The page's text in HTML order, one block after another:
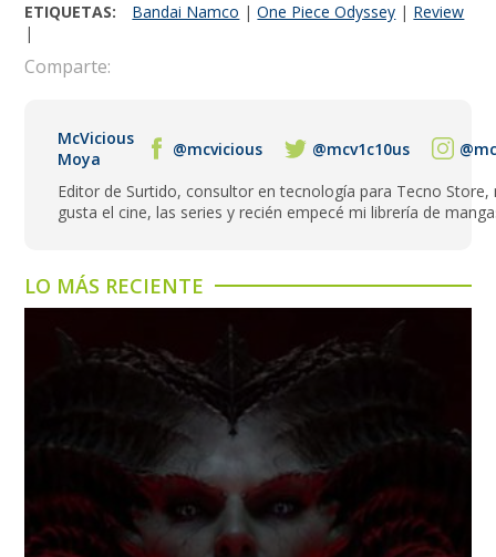
ETIQUETAS: Bandai Namco |One Piece Odyssey | Review
|
Comparte:
McVicious
Moya
@mcvicious @mcv1c10us
Editor de Surtido, consultor en tecnología para Tecno Store,
gusta el cine, las series y recién empecé mi librería de
LO MÁS RECIENTE